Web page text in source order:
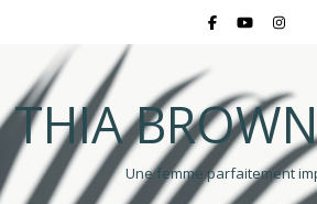
THIA
Une femme parfaitement